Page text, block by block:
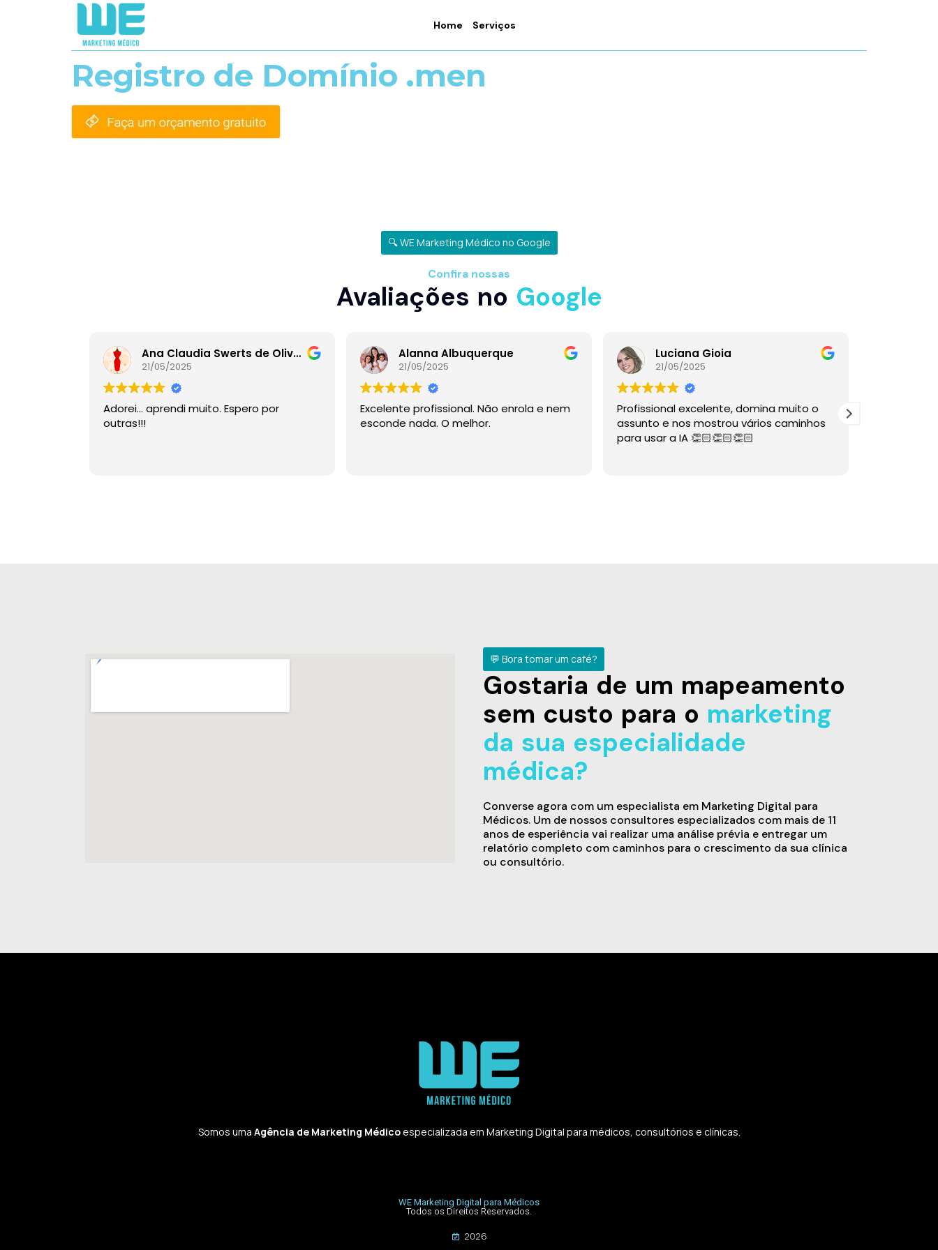
Home Serviços
Registro de Domínio .men
🔍 WE Marketing Médico no Google
Confira nossas
Avaliações no Google
Ana Claudia Swerts de Oliveira
21/05/2025
Adorei… aprendi muito. Espero por
outras!!!
Alanna Albuquerque
21/05/2025
Excelente profissional. Não enrola e nem
esconde nada. O melhor.
Luciana Gioia
21/05/2025
Profissional excelente, domina muito o
assunto e nos mostrou vários caminhos
para usar a IA 👏🏻👏🏻👏🏻
💬 Bora tomar um café?
Gostaria de um mapeamento
sem custo para o marketing
da sua especialidade
médica?
Converse agora com um especialista em Marketing Digital para
Médicos. Um de nossos consultores especializados com mais de 11
anos de esperiência vai realizar uma análise prévia e entregar um
relatório completo com caminhos para o crescimento da sua clínica
ou consultório.
Somos uma Agência de Marketing Médicoespecializada em Marketing Digital para médicos, consultórios e clínicas.
WE Marketing Digital para Médicos
Todos os Direitos Reservados.
2026